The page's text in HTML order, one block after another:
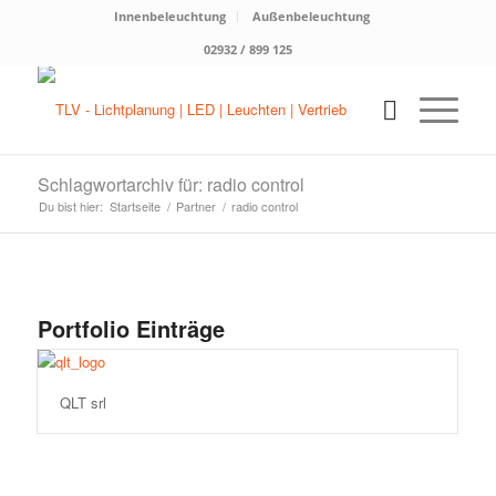
Innenbeleuchtung
Außenbeleuchtung
02932 / 899 125
Schlagwortarchiv für: radio control
Du bist hier: Startseite / Partner / radio control
Portfolio Einträge
QLT srl